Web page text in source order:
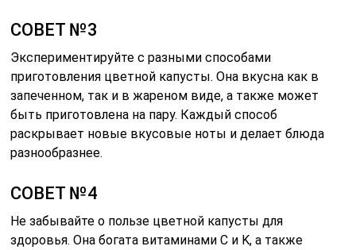
СОВЕТ №3
Экспериментируйте с разными способами
приготовления цветной капусты. Она вкусна как в
запеченном, так и в жареном виде, а также может
быть приготовлена на пару. Каждый способ
раскрывает новые вкусовые ноты и делает блюда
разнообразнее.
СОВЕТ №4
Не забывайте о пользе цветной капусты для
здоровья. Она богата витаминами C и K, а также